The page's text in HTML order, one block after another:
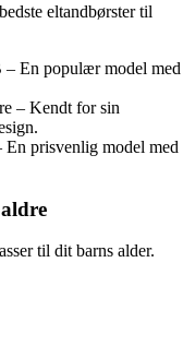
eltandbørster til
En populær model med
– Kendt for sin
prisvenlig model med
til dit barns alder.